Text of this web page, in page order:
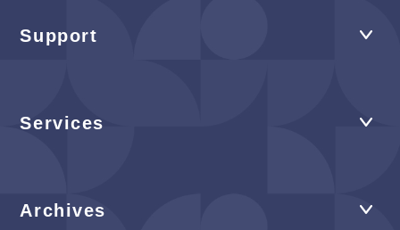
Support
Services
Archives